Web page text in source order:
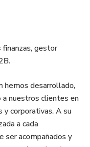
finanzas, gestor
hemos desarrollado,
a nuestros clientes en
y corporativas. A su
a cada
ser acompañados y